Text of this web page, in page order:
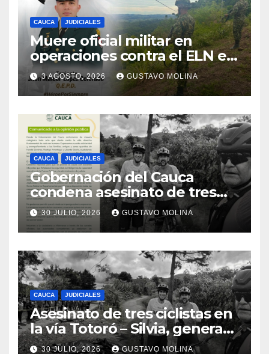
CAUCA JUDICIALES
Muere oficial militar en
operaciones contra el ELN en
el sur del Cauca
3 AGOSTO, 2026 GUSTAVO MOLINA
CAUCA JUDICIALES
Gobernación del Cauca
condena asesinato de tres
ciudadanos y exige medidas
urgentes al Gobierno
Nacional
30 JULIO, 2026 GUSTAVO MOLINA
CAUCA JUDICIALES
Asesinato de tres ciclistas en
la vía Totoró – Silvia, genera
consternación en el Cauca
30 JULIO, 2026 GUSTAVO MOLINA